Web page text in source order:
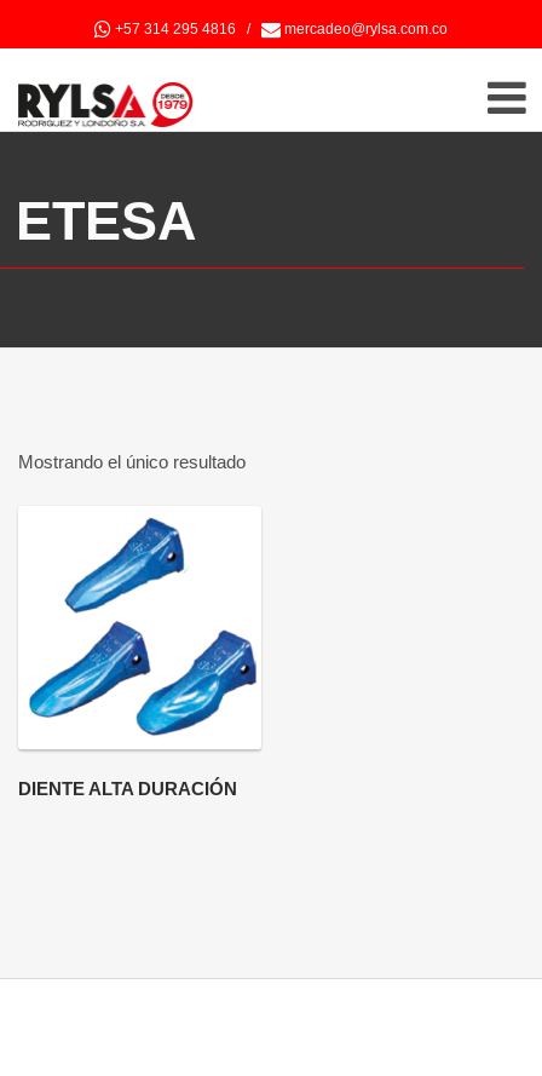
+57 314 295 4816 / mercadeo@rylsa.com.co
ETESA
Mostrando el único resultado
DIENTE ALTA DURACIÓN